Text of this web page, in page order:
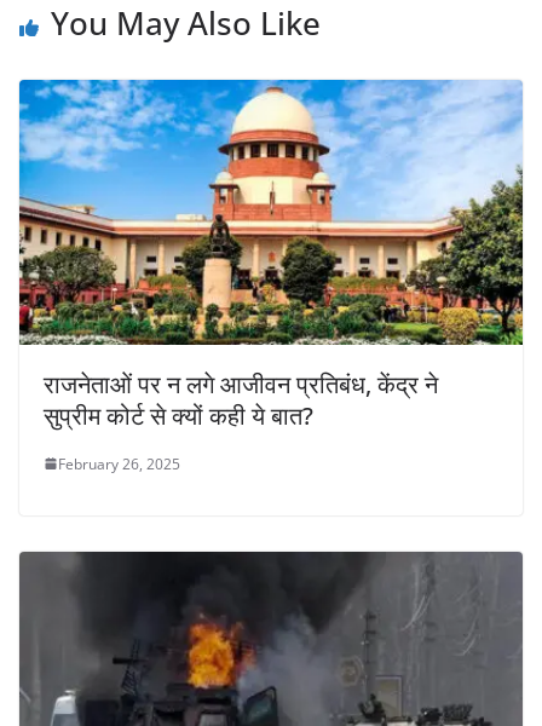
You May Also Like
राजनेताओं पर न लगे आजीवन प्रतिबंध, केंद्र ने
सुप्रीम कोर्ट से क्यों कही ये बात?
February 26, 2025